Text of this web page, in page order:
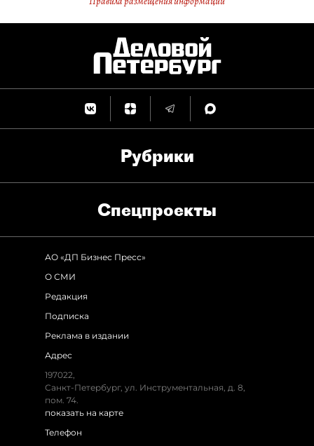
Рубрики
Спец­проекты
АО «ДП Бизнес Пресс»
О СМИ
Редакция
Подписка
Реклама в издании
Адрес
197022,
Санкт-Петербург, ул. Инструментальная, д. 8,
пом. 74.
показать на карте
Телефон